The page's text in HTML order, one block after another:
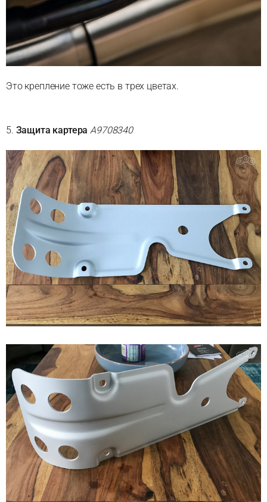
Это крепление тоже есть в трех цветах.
5. Защита картера​​​​​​​A9708340​​​​​​​